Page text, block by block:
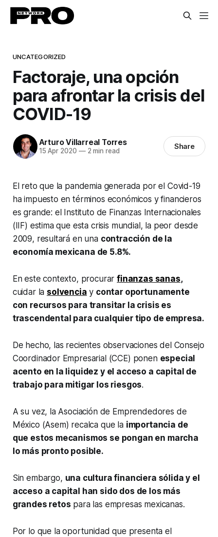
UNCATEGORIZED
Factoraje, una opción
para afrontar la crisis del
COVID-19
Arturo Villarreal Torres
15 Apr 2020 —2 min read Share
El reto que la pandemia generada por el Covid-19
ha impuesto en términos económicos y financieros
es grande: el Instituto de Finanzas Internacionales
(IIF) estima que esta crisis mundial, la peor desde
2009, resultará en una contracción de la
economía mexicana de 5.8%.
En este contexto, procurarfinanzas sanas,
cuidar la solvencia y contar oportunamente
con recursos para transitar la crisis es
trascendental para cualquier tipo de empresa.
De hecho, las recientes observaciones del Consejo
Coordinador Empresarial (CCE) ponen especial
acento en la liquidez y el acceso a capital de
trabajo para mitigar los riesgos.
A su vez, la Asociación de Emprendedores de
México (Asem) recalca que la importancia de
que estos mecanismos se pongan en marcha
lo más pronto posible.
Sin embargo, una cultura financiera sólida y el
acceso a capital han sido dos de los más
grandes retos para las empresas mexicanas.
Por lo que la oportunidad que presenta el